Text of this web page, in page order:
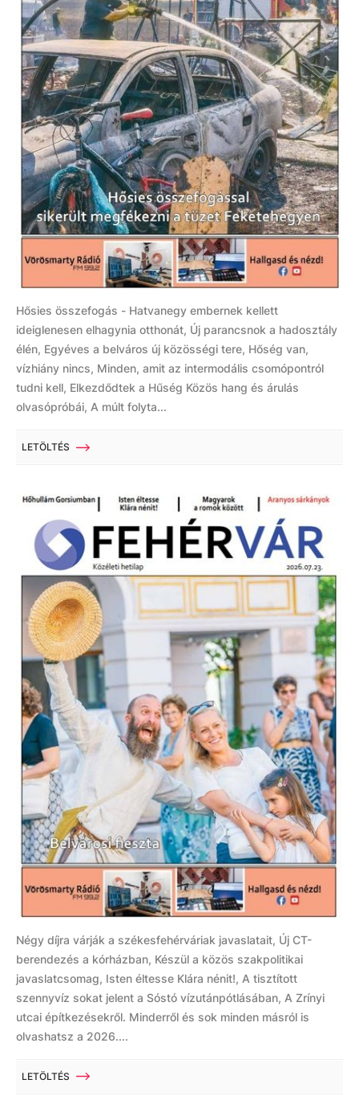
Hősies összefogás - Hatvanegy embernek kellett
ideiglenesen elhagynia otthonát, Új parancsnok a hadosztály
élén, Egyéves a belváros új közösségi tere, Hőség van,
vízhiány nincs, Minden, amit az intermodális csomópontról
tudni kell, Elkezdődtek a Hűség Közös hang és árulás
olvasópróbái, A múlt folyta...
LETÖLTÉS
Négy díjra várják a székesfehérváriak javaslatait, Új CT-
berendezés a kórházban, Készül a közös szakpolitikai
javaslatcsomag, Isten éltesse Klára nénit!, A tisztított
szennyvíz sokat jelent a Sóstó vízutánpótlásában, A Zrínyi
utcai építkezésekről. Minderről és sok minden másról is
olvashatsz a 2026....
LETÖLTÉS